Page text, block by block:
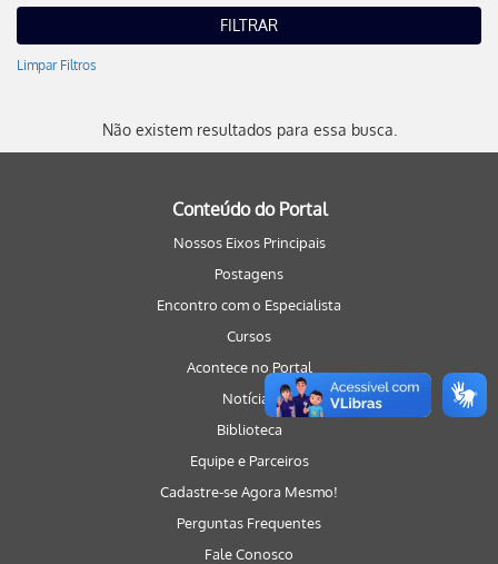
Limpar Filtros
Não existem resultados para essa busca.
Conteúdo do Portal
Nossos Eixos Principais
Postagens
Encontro com o Especialista
Cursos
Acontece no Portal
Notícias
Biblioteca
Equipe e Parceiros
Cadastre-se Agora Mesmo!
Perguntas Frequentes
Fale Conosco